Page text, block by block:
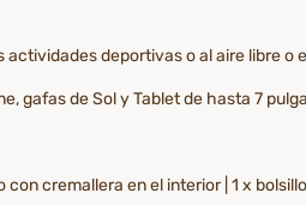
deportivas o al aire libre o
gafas de Sol y Tablet de hasta 7
cremallera en el interior | 1 x